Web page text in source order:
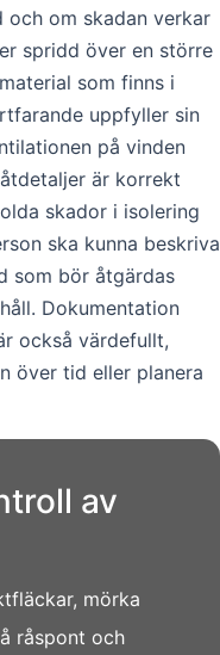
och om skadan verkar
spridd över en större
som finns i
uppfyller sin
på vinden
är korrekt
skador i isolering
ska kunna beskriva
som bör åtgärdas
Dokumentation
också värdefullt,
över tid eller planera
av
mörka
råspont och